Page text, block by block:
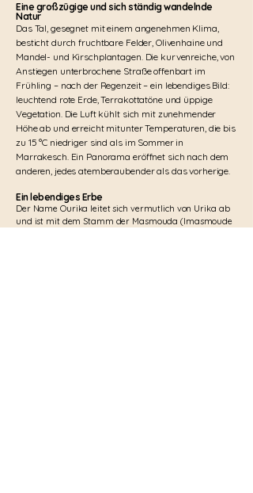
Eine großzügige und sich ständig wandelnde
Natur
Das Tal, gesegnet mit einem angenehmen Klima,
besticht durch fruchtbare Felder, Olivenhaine und
Mandel- und Kirschplantagen. Die kurvenreiche, von
Anstiegen unterbrochene Straße offenbart im
Frühling – nach der Regenzeit – ein lebendiges Bild:
leuchtend rote Erde, Terrakottatöne und üppige
Vegetation. Die Luft kühlt sich mit zunehmender
Höhe ab und erreicht mitunter Temperaturen, die bis
zu 15 °C niedriger sind als im Sommer in
Marrakesch. Ein Panorama eröffnet sich nach dem
anderen, jedes atemberaubender als das vorherige.
Ein lebendiges Erbe
Der Name Ourika leitet sich vermutlich von Urika ab
und ist mit dem Stamm der Masmouda (Imasmoude